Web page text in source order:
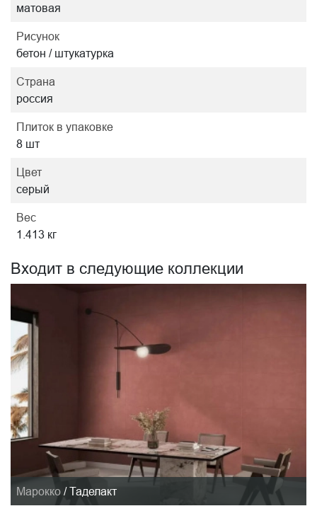
матовая
Рисунок
бетон / штукатурка
Страна
россия
Плиток в упаковке
8 шт
Цвет
серый
Вес
1.413 кг
Входит в следующие коллекции
Марокко / Таделакт